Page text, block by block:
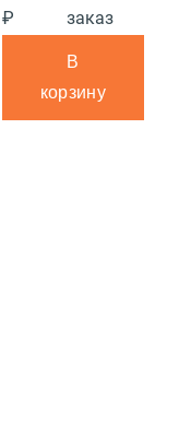
₽
заказ
В
корзину